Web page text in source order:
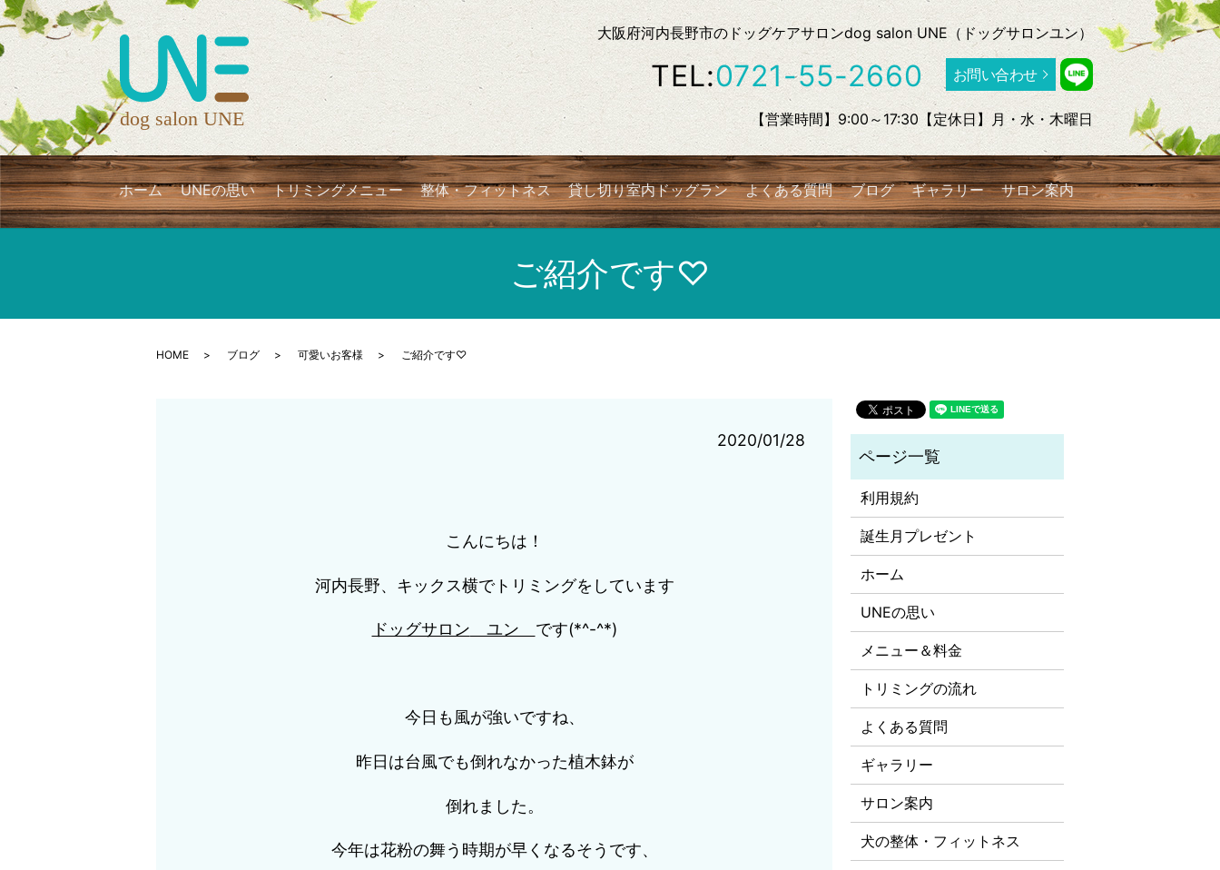
大阪府河内長野市のドッグケアサロンdog salon UNE（ドッグサロンユン）
TEL:0721-55-2660 お問い合わせ
【営業時間】9:00～17:30【定休日】月・水・木曜日
ホーム UNEの思い トリミングメニュー 整体・フィットネス 貸し切り室内ドッグラン よくある質問 ブログ ギャラリー サロン案内 search
ご紹介です♡
HOME ブログ 可愛いお客様 ご紹介です♡
2020/01/28
こんにちは！
河内長野、キックス横でトリミングをしています
ドッグサロン ユン です(*^-^*)
今日も風が強いですね、
昨日は台風でも倒れなかった植木鉢が
倒れました。
今年は花粉の舞う時期が早くなるそうです、
利用規約
誕生月プレゼント
ホーム
UNEの思い
メニュー＆料金
トリミングの流れ
よくある質問
ギャラリー
サロン案内
犬の整体・フィットネス